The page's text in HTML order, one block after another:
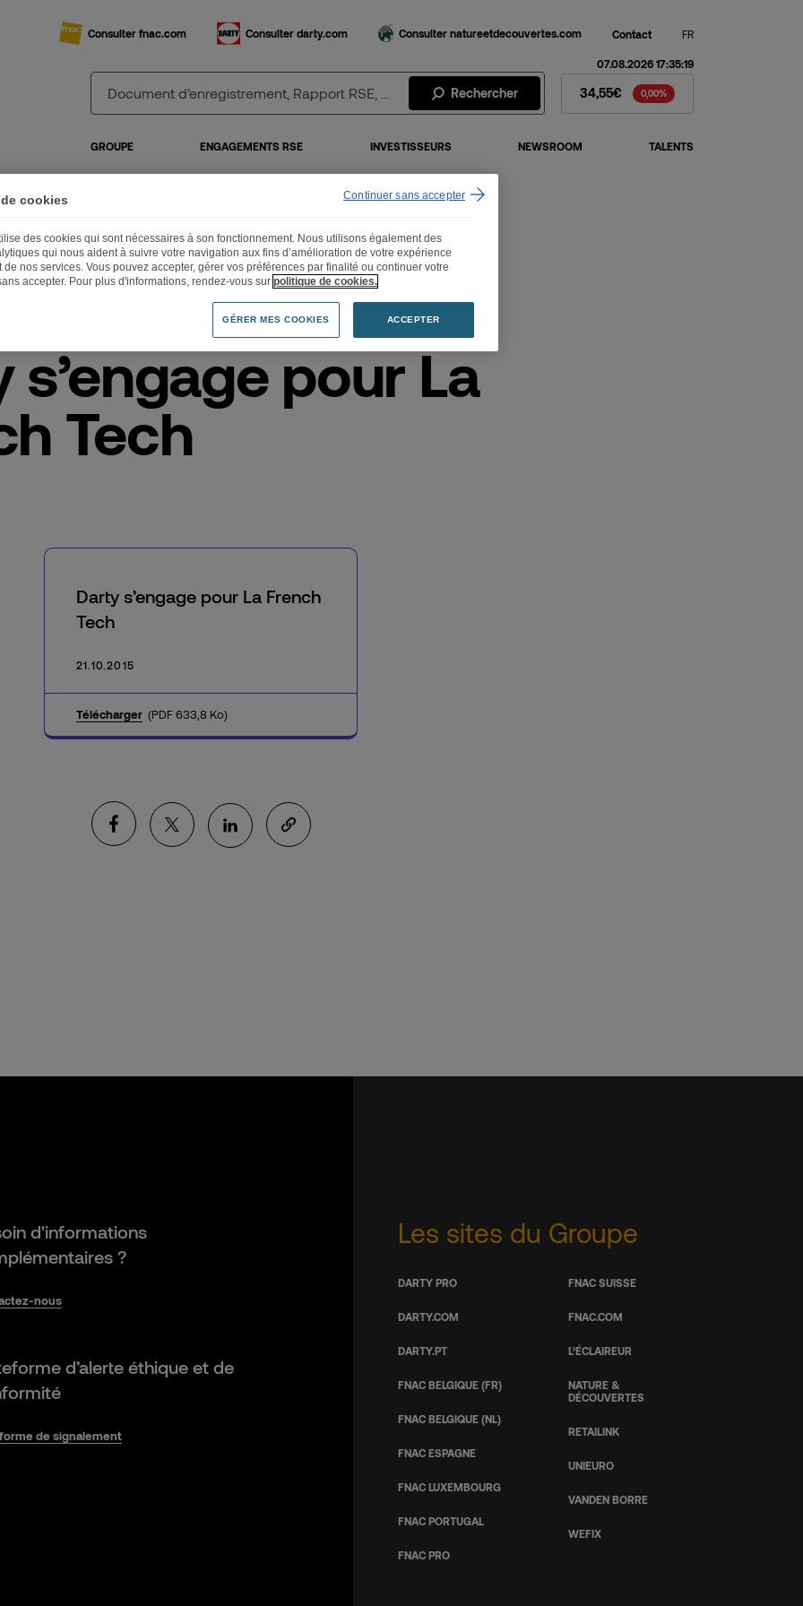
Consulter fnac.com Consulter darty.com Consulter natureetdecouvertes.com Contact FR
Rechercher Action Fnac Darty - Cours de
07.08.2026 17:35:19
34,55€ 0,00%
GROUPE ENGAGEMENTS RSE INVESTISSEURS NEWSROOM TALENTS
s’engage pour La French Tech
s’engage pour La
Tech
Darty s’engage pour La French
Tech
21.10.2015
Télécharger (PDF 633,8 Ko)
d'informations
?
nous
d’alerte éthique et de
de signalement
Les sites du Groupe
DARTY PRO
DARTY.COM
DARTY.PT
FNAC BELGIQUE (FR)
FNAC BELGIQUE (NL)
FNAC ESPAGNE
FNAC LUXEMBOURG
FNAC PORTUGAL
FNAC PRO
FNAC SUISSE
FNAC.COM
L’ÉCLAIREUR
NATURE &
DÉCOUVERTES
RETAILINK
UNIEURO
VANDEN BORRE
WEFIX
cookies
des cookies qui sont nécessaires à son fonctionnement. Nous utilisons également des
qui nous aident à suivre votre navigation aux fins d’amélioration de votre expérience
de nos services. Vous pouvez accepter, gérer vos préférences par finalité ou continuer votre
accepter. Pour plus d'informations, rendez-vous sur politique de cookies.
GÉRER MES COOKIES ACCEPTER
Continuer sans accepter